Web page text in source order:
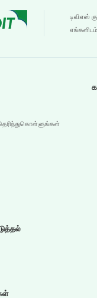
டிவிஎஸ்